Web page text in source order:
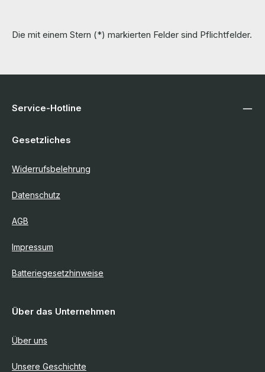
Die mit einem Stern (*) markierten Felder sind Pflichtfelder.
Service-Hotline
Gesetzliches
Widerrufsbelehrung
Datenschutz
AGB
Impressum
Batteriegesetzhinweise
Über das Unternehmen
Über uns
Unsere Geschichte